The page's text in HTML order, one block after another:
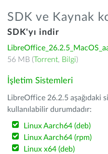
SDK ve Kaynak
SDK'yı indir
56 MB (Torrent, Bilgi)
İşletim Sistemleri
LibreOffice 26.2.5 aşağıdaki
kullanılabilir durumdadır:
Linux Aarch64 (deb)
Linux Aarch64 (rpm)
Linux x64 (deb)